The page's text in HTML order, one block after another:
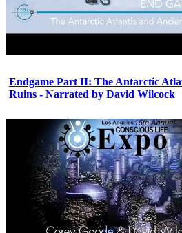
Endgame Part II: The Antarctic
Ruins - Narrated by David Wilcock